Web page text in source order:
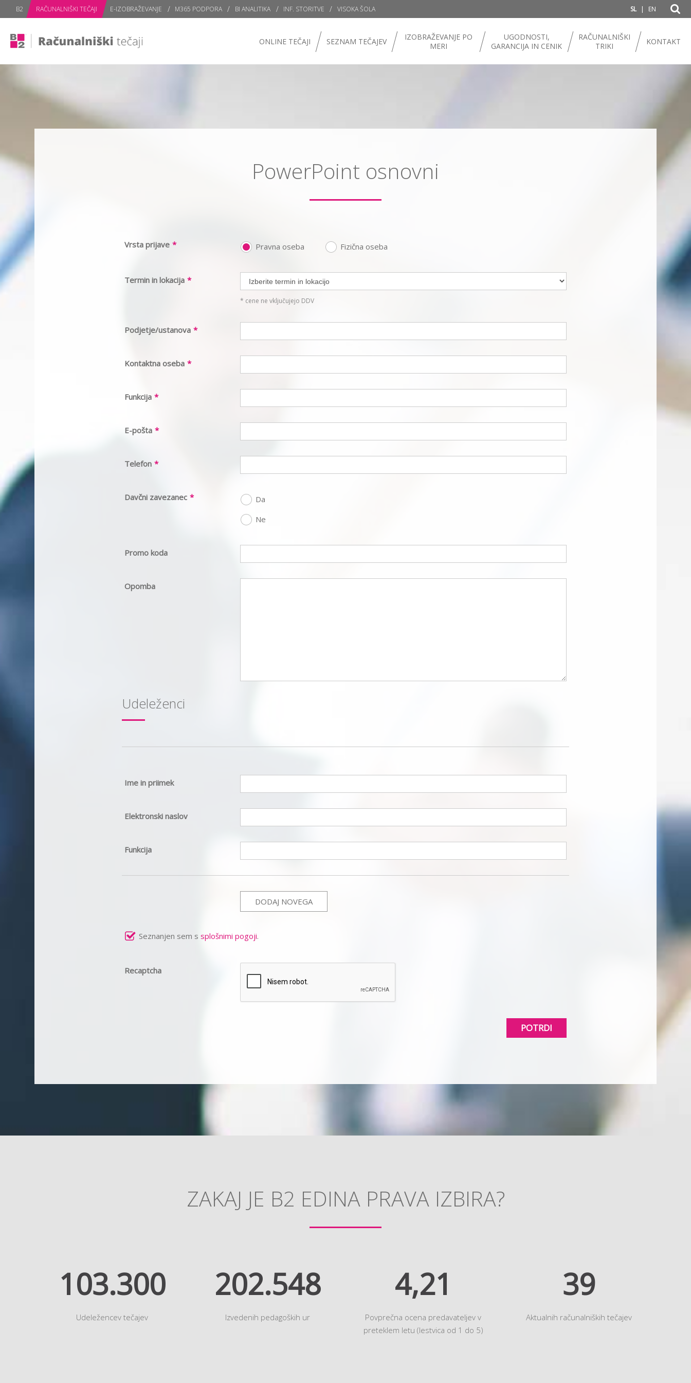
B2 RAČUNALNIŠKI TEČAJI E-IZOBRAŽEVANJE M365 PODPORA BI ANALITIKA INF. STORITVE VISOKA ŠOLA SL | EN
ONLINE TEČAJI SEZNAM TEČAJEV
IZOBRAŽEVANJE PO
MERI
UGODNOSTI,
GARANCIJA IN CENIK
RAČUNALNIŠKI
TRIKI
KONTAKT
PowerPoint osnovni
Vrsta prijave * Pravna oseba Fizična oseba
Termin in lokacija *
* cene ne vključujejo DDV
Podjetje/ustanova *
Kontaktna oseba *
Funkcija *
E-pošta *
Telefon *
Davčni zavezanec *
Da
Ne
Promo koda
Opomba
Udeleženci
Ime in priimek
Elektronski naslov
Funkcija
DODAJ NOVEGA
Seznanjen sem s splošnimi pogoji.
Recaptcha
POTRDI
ZAKAJ JE B2 EDINA PRAVA IZBIRA?
118.952
Udeležencev tečajev
233.237
Izvedenih pedagoških ur
4,85
Povprečna ocena predavateljev v
preteklem letu (lestvica od 1 do 5)
45
Aktualnih računalniških tečajev